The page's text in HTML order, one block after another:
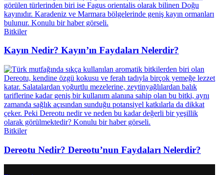
Bitkiler
Kayın Nedir? Kayın’ın Faydaları Nelerdir?
Bitkiler
Dereotu Nedir? Dereotu’nun Faydaları Nelerdir?